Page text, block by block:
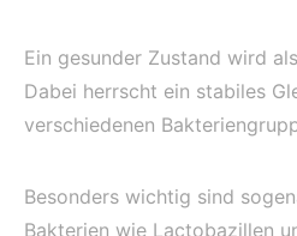
Ein gesunder Zustand wird
Dabei herrscht ein stabiles
verschiedenen
Besonders wichtig sind
Bakterien wie Lactobazillen